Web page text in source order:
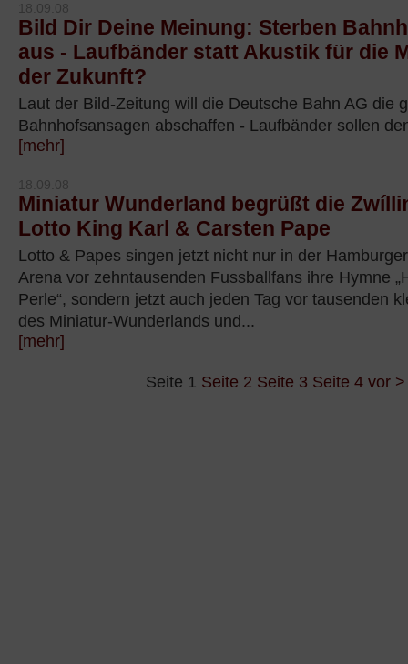
18.09.08
Bild Dir Deine Meinung: Sterben
aus - Laufbänder statt Akustik für die
der Zukunft?
Laut der Bild-Zeitung will die Deutsche Bahn AG die
Bahnhofsansagen abschaffen - Laufbänder sollen
[mehr]
18.09.08
Miniatur Wunderland begrüßt die
Lotto King Karl & Carsten Pape
Lotto & Papes singen jetzt nicht nur in der
Arena vor zehntausenden Fussballfans ihre Hymne
Perle“, sondern jetzt auch jeden Tag vor tausenden
des Miniatur-Wunderlands und...
[mehr]
Seite 1 Seite 2 Seite 3 Seite 4 vor >